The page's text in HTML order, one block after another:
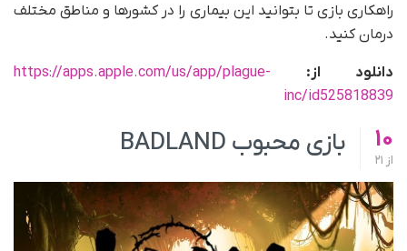
راهکاری بازی تا بتوانید این بیماری را در کشورها و مناطق مختلف
درمان کنید.
دانلود از: https://apps.apple.com/us/app/plague-
inc/id525818839
10
از
بازی محبوب BADLAND